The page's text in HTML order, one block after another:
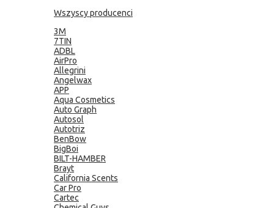
Wszyscy producenci
3M
7TIN
ADBL
AirPro
Allegrini
Angelwax
APP
Aqua Cosmetics
Auto Graph
Autosol
Autotriz
BenBow
BigBoi
BILT-HAMBER
Brayt
California Scents
Car Pro
Cartec